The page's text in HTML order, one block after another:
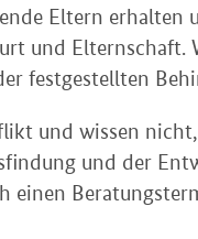
Eltern
und
festgestellten
und wissen
und der
einen